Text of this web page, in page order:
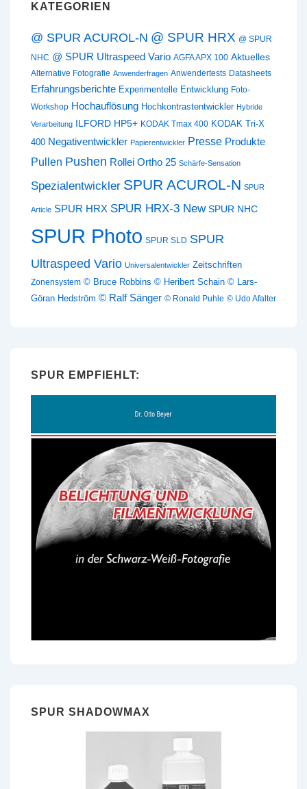
KATEGORIEN
@ SPUR ACUROL-N @ SPUR HRX @ SPUR
NHC @ SPUR Ultraspeed Vario AGFA APX 100 Aktuelles
Alternative Fotografie Anwenderfragen Anwendertests Datasheets
Erfahrungsberichte Experimentelle Entwicklung Foto-
Workshop Hochauflösung Hochkontrastentwickler Hybride
Verarbeitung ILFORD HP5+ KODAK Tmax 400 KODAK Tri-X
400 Negativentwickler Papierentwickler Presse Produkte
Pullen Pushen Rollei Ortho 25 Schärfe-Sensation
Spezialentwickler SPUR ACUROL-N SPUR
Article SPUR HRX SPUR HRX-3 New SPUR NHC
SPUR Photo SPUR SLD SPUR
Ultraspeed Vario Universalentwickler Zeitschriften
Zonensystem © Bruce Robbins © Heribert Schain © Lars-
Göran Hedström © Ralf Sänger © Ronald Puhle © Udo Afalter
SPUR EMPFIEHLT:
SPUR SHADOWMAX